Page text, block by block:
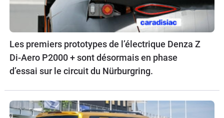
Les premiers prototypes de l’électrique Denza Z
Di-Aero P2000 + sont désormais en phase
d’essai sur le circuit du Nürburgring.